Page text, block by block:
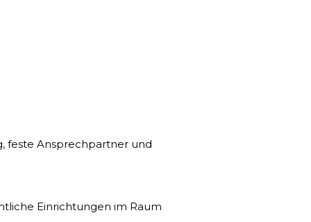
feste Ansprechpartner und
Einrichtungen im Raum